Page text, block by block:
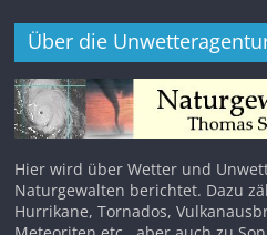
Über die
Hier wird über Wetter und
Naturgewalten berichtet. Dazu
Hurrikane, Tornados,